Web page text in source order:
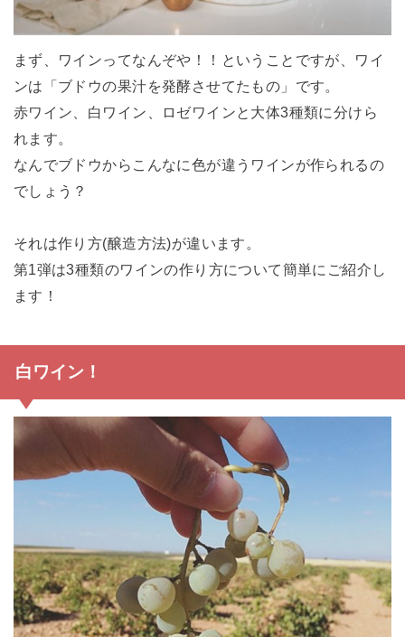
まず、ワインってなんぞや！！ということですが、ワイ
ンは「ブドウの果汁を発酵させてたもの」です。
赤ワイン、白ワイン、ロゼワインと大体3種類に分けら
れます。
なんでブドウからこんなに色が違うワインが作られるの
でしょう？
それは作り方(醸造方法)が違います。
第1弾は3種類のワインの作り方について簡単にご紹介し
ます！
白ワイン！